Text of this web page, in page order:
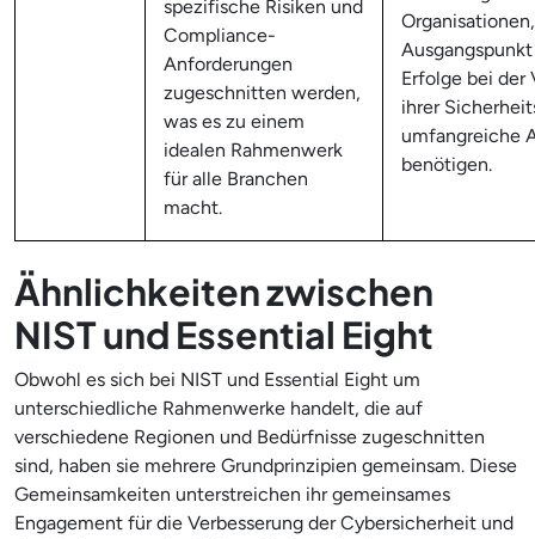
spezifische Risiken und
Compliance-
Anforderungen
zugeschnitten werden,
was es zu einem
idealen Rahmenwerk
für alle Branchen
macht.
Erfolge bei der
ihrer
umfangreiche
benötigen.
Ähnlichkeiten zwischen
NIST und Essential Eight
Obwohl es sich bei NIST und Essential Eight um
unterschiedliche Rahmenwerke handelt, die auf
verschiedene Regionen und Bedürfnisse zugeschnitten
sind, haben sie mehrere Grundprinzipien gemeinsam. Diese
Gemeinsamkeiten unterstreichen ihr gemeinsames
Engagement für die Verbesserung der Cybersicherheit und